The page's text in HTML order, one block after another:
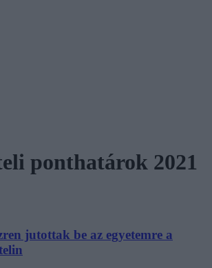
ponthatárok 2021
jutottak be az egyetemre a